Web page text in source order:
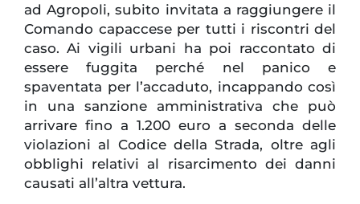
ad Agropoli, subito invitata a raggiungere il
Comando capaccese per tutti i riscontri del
caso. Ai vigili urbani ha poi raccontato di
essere fuggita perché nel panico e
spaventata per l’accaduto, incappando così
in una sanzione amministrativa che può
arrivare fino a 1.200 euro a seconda delle
violazioni al Codice della Strada, oltre agli
obblighi relativi al risarcimento dei danni
causati all’altra vettura.